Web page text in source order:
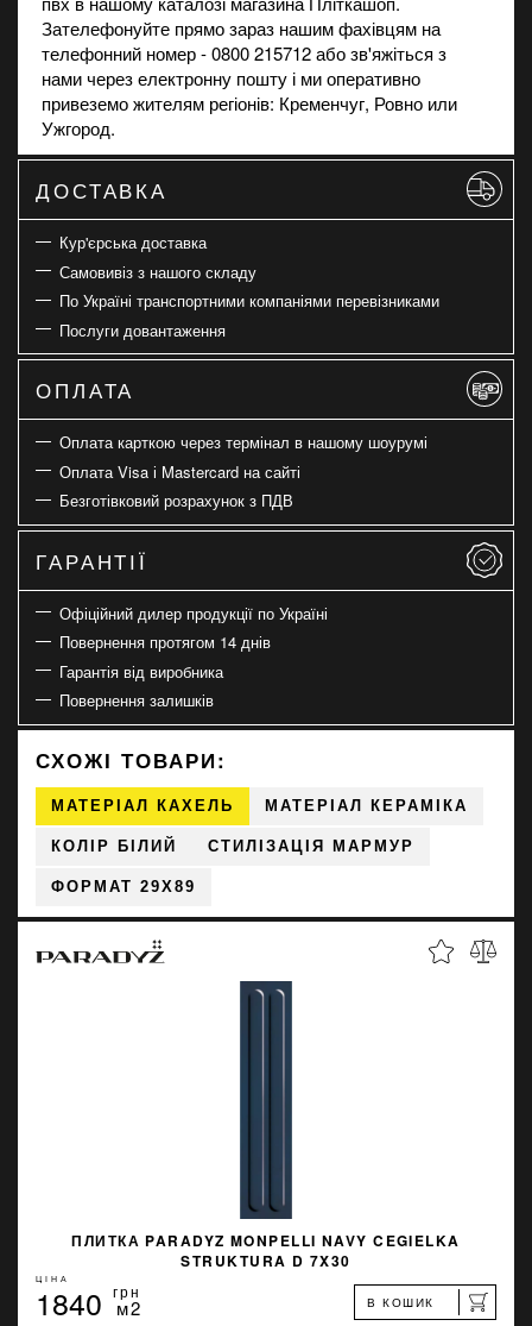
Зателефонуйте прямо зараз нашим фахівцям на
телефонний номер - 0800 215712 або зв'яжіться з
нами через електронну пошту і ми оперативно
привеземо жителям регіонів: Кременчуг, Ровно или
Ужгород.
ДОСТАВКА
Кур'єрська доставка
Самовивіз з нашого складу
По Україні транспортними компаніями перевізниками
Послуги довантаження
ОПЛАТА
Оплата карткою через термінал в нашому шоурумі
Оплата Visa і Mastercard на сайті
Безготівковий розрахунок з ПДВ
ГАРАНТІЇ
Офіційний дилер продукції по Україні
Повернення протягом 14 днів
Гарантія від виробника
Повернення залишків
СХОЖІ ТОВАРИ:
МАТЕРІАЛ КАХЕЛЬ МАТЕРІАЛ КЕРАМІКА
КОЛІР БІЛИЙ СТИЛІЗАЦІЯ МАРМУР
ФОРМАТ 29X89
ПЛИТКА PARADYZ MONPELLI NAVY CEGIELKA
STRUKTURA D 7X30
ЦІНА
1840 грн
м2 В КОШИК